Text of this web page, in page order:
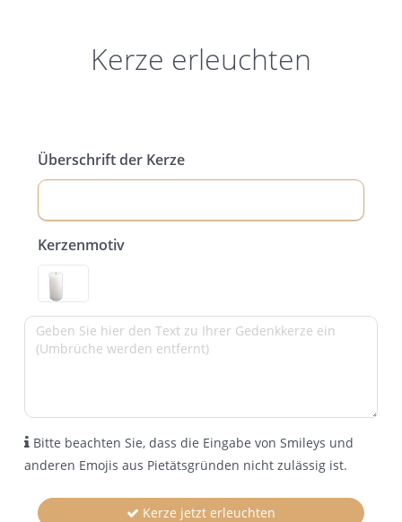
Kerze erleuchten
Überschrift der Kerze
Kerzenmotiv
Bitte beachten Sie, dass die Eingabe von Smileys und
anderen Emojis aus Pietätsgründen nicht zulässig ist.
Kerze jetzt erleuchten